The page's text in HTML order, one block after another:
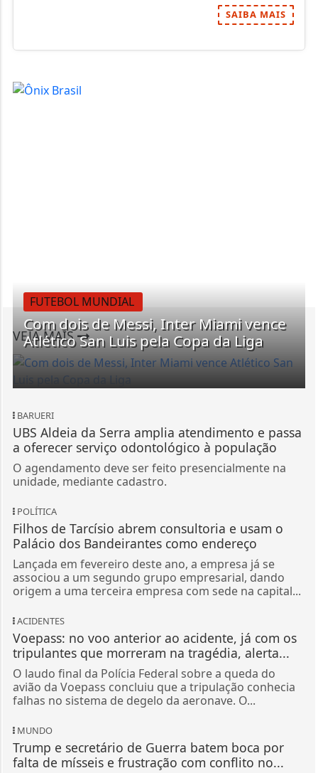
SAIBA MAIS
VEJA MAIS
FUTEBOL MUNDIAL
Com dois de Messi, Inter Miami vence
Atlético San Luis pela Copa da Liga
BARUERI
UBS Aldeia da Serra amplia atendimento e passa
a oferecer serviço odontológico à população
O agendamento deve ser feito presencialmente na
unidade, mediante cadastro.
POLÍTICA
Filhos de Tarcísio abrem consultoria e usam o
Palácio dos Bandeirantes como endereço
Lançada em fevereiro deste ano, a empresa já se
associou a um segundo grupo empresarial, dando
origem a uma terceira empresa com sede na capital...
ACIDENTES
Voepass: no voo anterior ao acidente, já com os
tripulantes que morreram na tragédia, alerta...
O laudo final da Polícia Federal sobre a queda do
avião da Voepass concluiu que a tripulação conhecia
falhas no sistema de degelo da aeronave. O...
MUNDO
Trump e secretário de Guerra batem boca por
falta de mísseis e frustração com conflito no...